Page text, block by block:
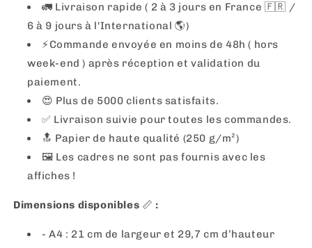
🚛 Livraison rapide ( 2 à 3 jours en France 🇫🇷 /
6 à 9 jours à l'International 🌎)
⚡️Commande envoyée en moins de 48h ( hors
week-end ) après réception et validation du
paiement.
😍 Plus de 5000 clients satisfaits.
✅ Livraison suivie pour toutes les commandes.
🔝 Papier de haute qualité (250 g/m²)
🖼 Les cadres ne sont pas fournis avec les
affiches !
Dimensions disponibles 📏 :
- A4 : 21 cm de largeur et 29,7 cm d’hauteur